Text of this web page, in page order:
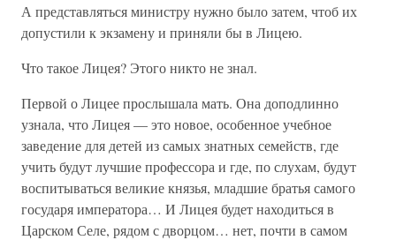
А представляться министру нужно было затем, чтоб их
допустили к экзамену и приняли бы в Лицею.
Что такое Лицея? Этого никто не знал.
Первой о Лицее прослышала мать. Она доподлинно
узнала, что Лицея — это новое, особенное учебное
заведение для детей из самых знатных семейств, где
учить будут лучшие профессора и где, по слухам, будут
воспитываться великие князья, младшие братья самого
государя императора… И Лицея будет находиться в
Царском Селе, рядом с дворцом… нет, почти в самом